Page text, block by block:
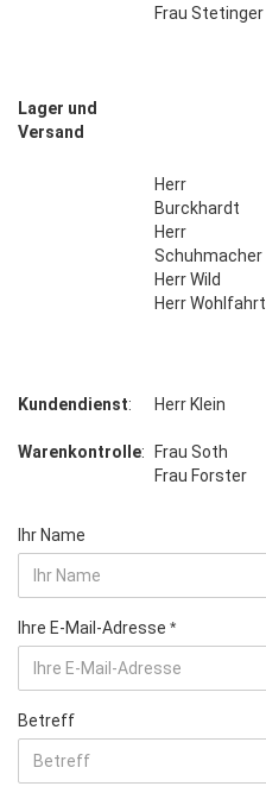
Frau Stetinger
Lager und
Versand
Herr
Burckhardt
Herr
Schuhmacher
Herr Wild
Herr Wohlfahrt
Kundendienst: Herr Klein
Warenkontrolle:
Frau Soth
Frau Forster
Ihr Name
Ihre E-Mail-Adresse
Betreff